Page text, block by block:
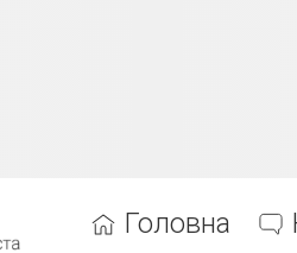
Головна